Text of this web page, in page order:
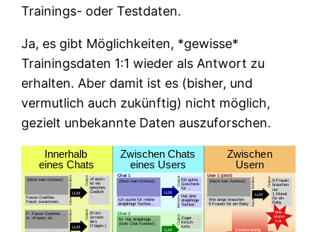
Trainings- oder Testdaten.
Ja, es gibt Möglichkeiten, *gewisse*
Trainingsdaten 1:1 wieder als Antwort zu
erhalten. Aber damit ist es (bisher, und
vermutlich auch zukünftig) nicht möglich,
gezielt unbekannte Daten auszuforschen.